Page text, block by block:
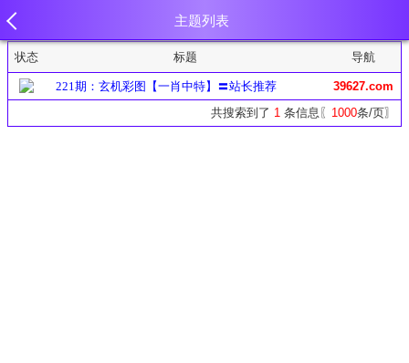
主题列表
状态 标题 导航
221期：玄机彩图【一肖中特】〓站长推荐
39627.com
共搜索到了 1 条信息〖 1000条/页〗